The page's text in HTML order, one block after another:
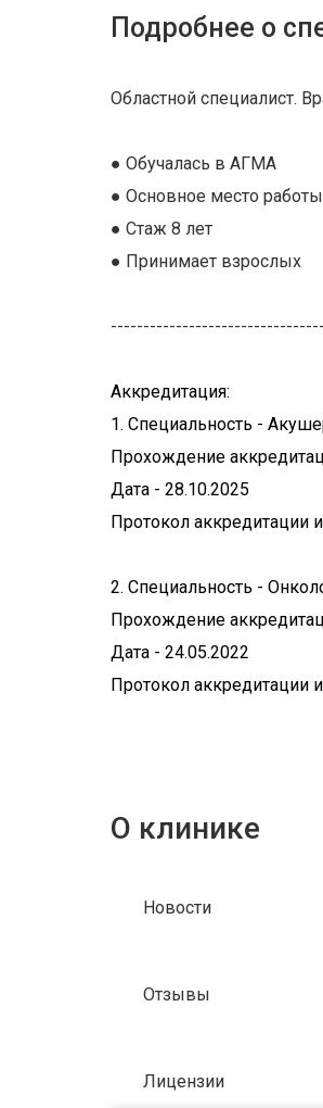
Подробнее о
Областной специалист.
● Обучалась в АГМА
● Основное место
● Стаж 8 лет
● Принимает взрослых
Аккредитация:
1. Специальность -
Прохождение
Дата - 28.10.2025
Протокол аккредитации
2. Специальность -
Прохождение
Дата - 24.05.2022
Протокол аккредитации
О клинике
Новости
Отзывы
Лицензии